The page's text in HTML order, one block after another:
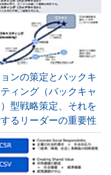
ンの策定とバックキ
ィング（バックキャ
型戦略策定、それを
るリーダーの重要性